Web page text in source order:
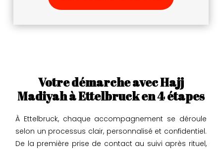
Votre démarche avec Hajj
Madiyah à Ettelbruck en 4 étapes
À Ettelbruck, chaque accompagnement se déroule
selon un processus clair, personnalisé et confidentiel.
De la première prise de contact au suivi après rituel,